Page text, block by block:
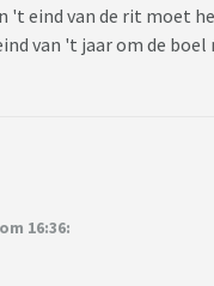
't eind van de rit moet
van 't jaar om de boel
16:36: